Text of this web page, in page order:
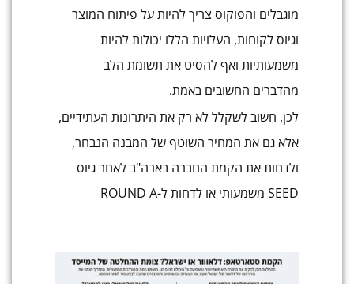
מוגבלים והפוקוס צריך להיות על פיתוח המוצר
וגיוס לקוחות, העלויות הללו יכולות להיות
משמעותיות ואף להסיט את תשומת הלב
מהדברים החשובים באמת.
לכן, חשוב לשקלל לא רק את היתרונות העתידיים,
אלא גם את המחיר השוטף של המבנה הנבחר,
ולדחות את הקמת החברה בארה"ב לאחר גיוס
SEED משמעותי או לדחות ל-ROUND A